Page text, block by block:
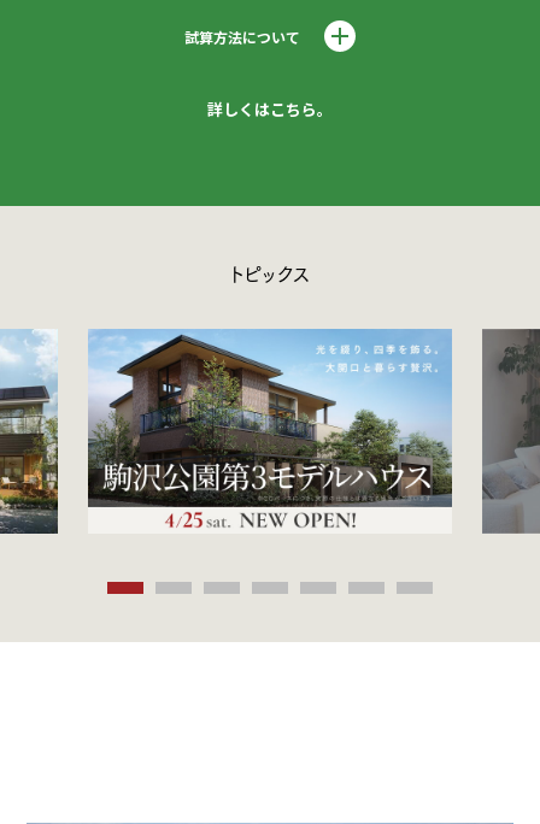
試算方法について
詳しくはこちら。
トピックス